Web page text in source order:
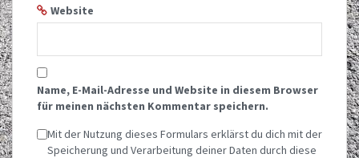
Website
Name, E-Mail-Adresse und Website in diesem Browser
für meinen nächsten Kommentar speichern.
Mit der Nutzung dieses Formulars erklärst du dich mit der
Speicherung und Verarbeitung deiner Daten durch diese